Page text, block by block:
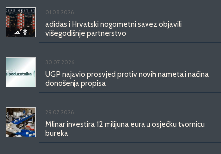
01.08.2026.
adidas i Hrvatski nogometni savez objavili
višegodišnje partnerstvo
30.07.2026.
UGP najavio prosvjed protiv novih nameta i načina
donošenja propisa
29.07.2026.
Mlinar investira 12 milijuna eura u osječku tvornicu
bureka